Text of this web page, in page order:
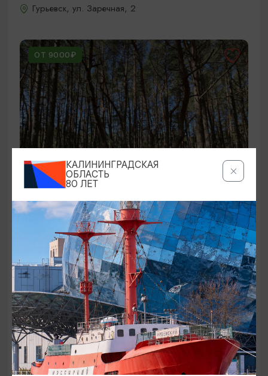
Гурьевск, ул. Заречная, 2
ОТ 9000₽
ЭКСКУРСИИ УЧРЕЖДЕНИЙ КУЛЬТУРЫ
Аудиоспектакль «Истории Куршской
косы»
01.02.2026 - 31.12.2026, 13:00
Куршская коса
ОТ 2500₽
КАЛИНИНГРАДСКАЯ
ОБЛАСТЬ
80 ЛЕТ